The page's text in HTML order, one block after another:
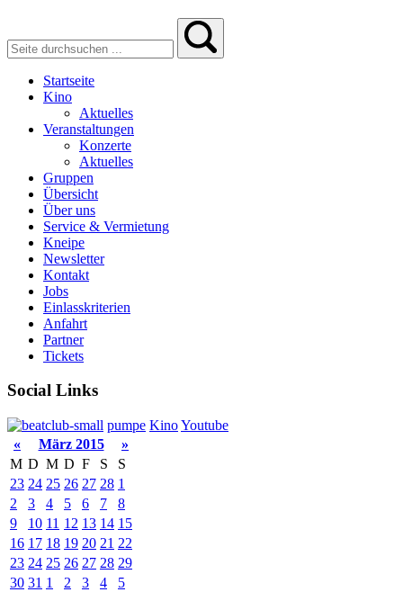
Startseite
Kino
Aktuelles
Veranstaltungen
Konzerte
Aktuelles
Gruppen
Übersicht
Über uns
Service & Vermietung
Kneipe
Newsletter
Kontakt
Jobs
Einlasskriterien
Anfahrt
Partner
Tickets
Social Links
pumpe KinoYoutube
«
März 2015
»
M D M D F S
S
23 24 25 26 27 28 1
2
3 4 5 6 7
8
9
10 11 12 13 14 15
16 17 18 19 20 21 22
23 24 25 26 27 28 29
30 31 1 2 3 4 5